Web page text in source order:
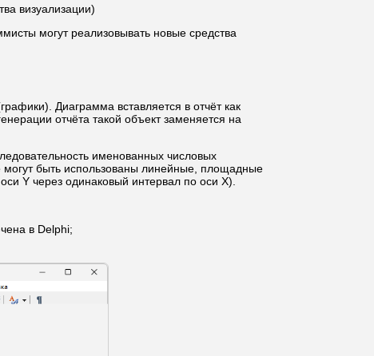
визуализации)
могут реализовывать новые средства
Диаграмма вставляется в отчёт как
отчёта такой объект заменяется на
именованных числовых
быть использованы линейные, площадные
Y через одинаковый интервал по оси X).
в Delphi;